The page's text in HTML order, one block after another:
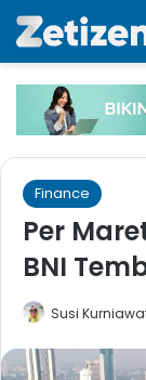
Finance
Per
BNI
Susi